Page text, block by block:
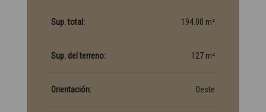
Sup. total: 194.00 m²
Sup. del terreno: 127 m²
Orientación: Oeste